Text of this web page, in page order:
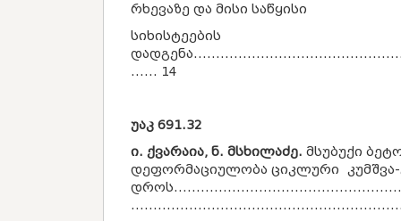
რხევაზე და მისი საწყისი
სიხისტეების
...... 14
უაკ 691.32
ი. ქვარაია, ნ. მსხილაძე. მსუბუქი
დეფორმაციულობა ციკლური კუმშვა-